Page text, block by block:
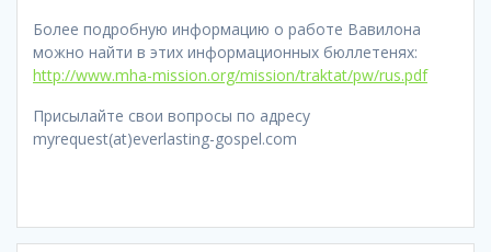
Более подробную информацию о работе Вавилона
можно найти в этих информационных бюллетенях:
http://www.mha-mission.org/mission/traktat/pw/rus.pdf
Присылайте свои вопросы по адресу
myrequest(at)everlasting-gospel.com